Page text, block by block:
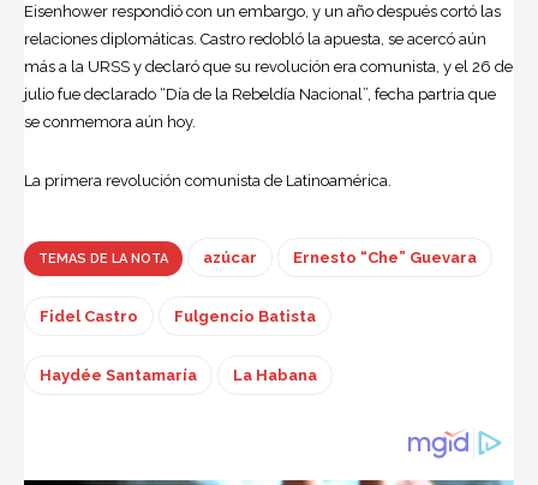
Eisenhower respondió con un embargo, y un año después cortó las
relaciones diplomáticas. Castro redobló la apuesta, se acercó aún
más a la URSS y declaró que su revolución era comunista, y el 26 de
julio fue declarado “Día de la Rebeldía Nacional”, fecha partria que
se conmemora aún hoy.
La primera revolución comunista de Latinoamérica.
TEMAS DE LA NOTA azúcar Ernesto “Che” Guevara
Fidel Castro Fulgencio Batista
Haydée Santamaría La Habana